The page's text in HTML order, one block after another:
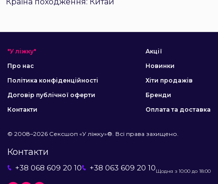
"У ліжку"
Про нас
Політика конфіденційності
Договір публічної оферти
Контакти
Акції
Новинки
Хіти продажів
Бренди
Оплата та доставка
© 2008–2026 Сексшоп «У ліжку»®. Всі права захищено.
Контакти
+38 068 609 20 10 +38 063 609 20 10Щодня з 10:00 до 18:00